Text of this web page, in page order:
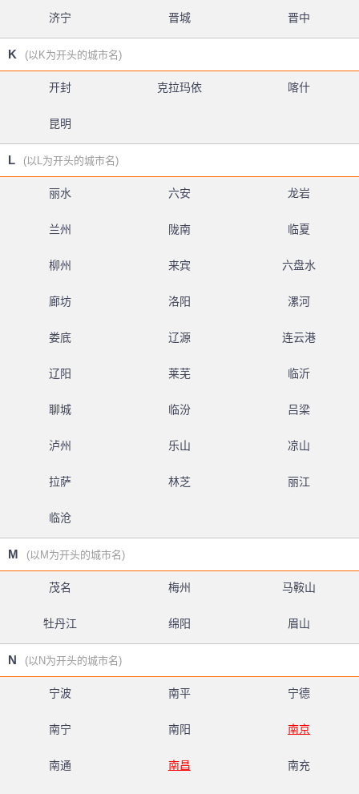
济宁 晋城 晋中
K (以K为开头的城市名)
开封 克拉玛依 喀什
昆明
L (以L为开头的城市名)
丽水 六安 龙岩
兰州 陇南 临夏
柳州 来宾 六盘水
廊坊 洛阳 漯河
娄底 辽源 连云港
辽阳 莱芜 临沂
聊城 临汾 吕梁
泸州 乐山 凉山
拉萨 林芝 丽江
临沧
M (以M为开头的城市名)
茂名 梅州 马鞍山
牡丹江 绵阳 眉山
N (以N为开头的城市名)
宁波 南平 宁德
南宁 南阳 南京
南通 南昌 南充